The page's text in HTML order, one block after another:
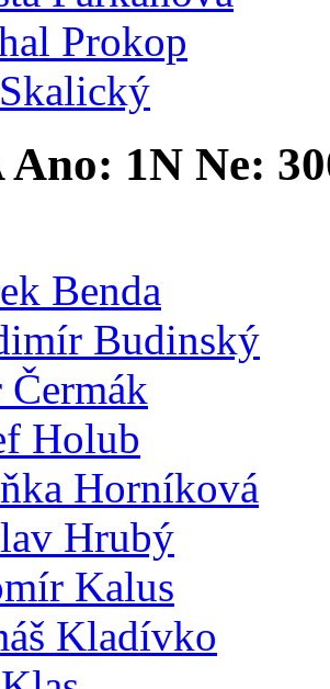
Prokop
Ano: 1N Ne: 30
Benda
Budinský
Čermák
Holub
Horníková
Hrubý
Kalus
Kladívko